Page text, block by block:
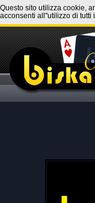
Questo sito utilizza cookie,
acconsenti all''utilizzo di tutti